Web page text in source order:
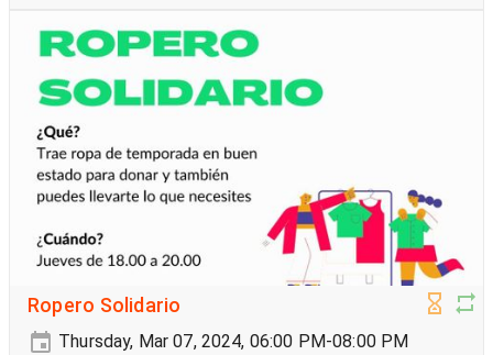
Ropero Solidario
Thursday, Mar 07, 2024, 06:00 PM-08:00 PM